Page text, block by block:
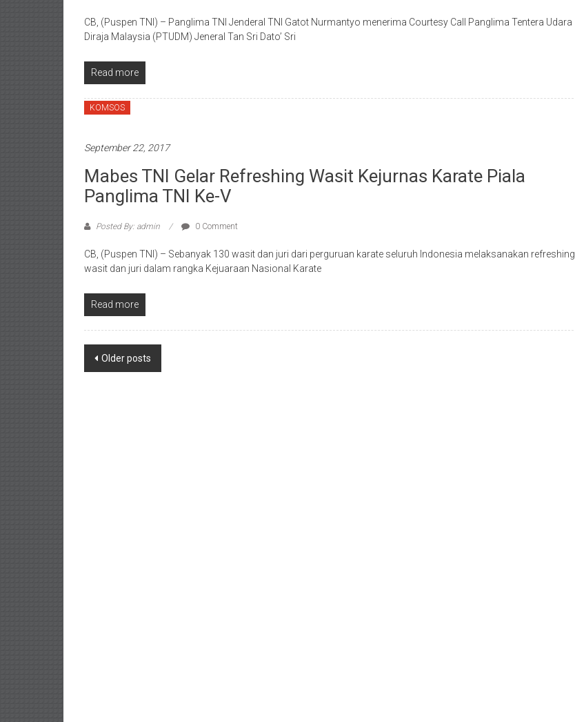
CB, (Puspen TNI) – Panglima TNI Jenderal TNI Gatot Nurmantyo menerima Courtesy Call Panglima Tentera Udara
Diraja Malaysia (PTUDM) Jeneral Tan Sri Dato’ Sri
Read more
KOMSOS
September 22, 2017
Mabes TNI Gelar Refreshing Wasit Kejurnas Karate Piala
Panglima TNI Ke-V
Posted By: admin 0 Comment
CB, (Puspen TNI) – Sebanyak 130 wasit dan juri dari perguruan karate seluruh Indonesia melaksanakan refreshing
wasit dan juri dalam rangka Kejuaraan Nasional Karate
Read more
Posts
Older posts